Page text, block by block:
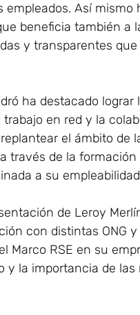
empleados. Así
beneficia también a
y transparentes
ha destacado
en red y la
el ámbito de
través de la
a su
de Leroy
con distintas ONG
Marco RSE en su
y la importancia de